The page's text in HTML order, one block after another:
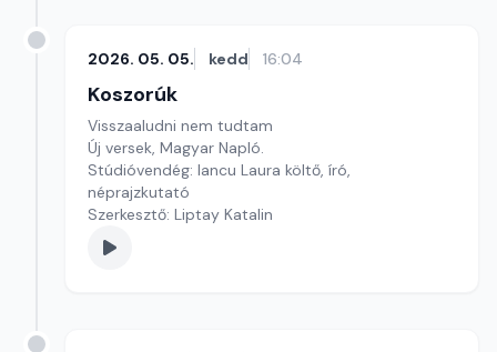
2026. 05. 05. kedd 16:04
Koszorúk
Visszaaludni nem tudtam
Új versek, Magyar Napló.
Stúdióvendég: Iancu Laura költő, író,
néprajzkutató
Szerkesztő: Liptay Katalin